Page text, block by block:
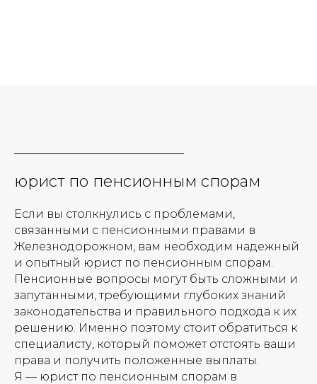
юрист по пенсионным спорам
Если вы столкнулись с проблемами,
связанными с пенсионными правами в
Железнодорожном, вам необходим надежный
и опытный юрист по пенсионным спорам.
Пенсионные вопросы могут быть сложными и
запутанными, требующими глубоких знаний
законодательства и правильного подхода к их
решению. Именно поэтому стоит обратиться к
специалисту, который поможет отстоять ваши
права и получить положенные выплаты.
Я — юрист по пенсионным спорам в